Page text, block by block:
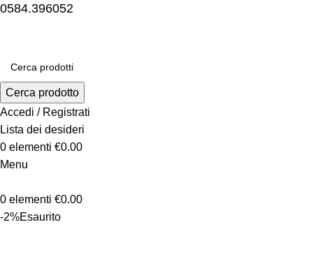
0584.396052
Cerca prodotto
Accedi / Registrati
Lista dei desideri
0 elementi €0.00
Menu
0 elementi €0.00
-2%Esaurito